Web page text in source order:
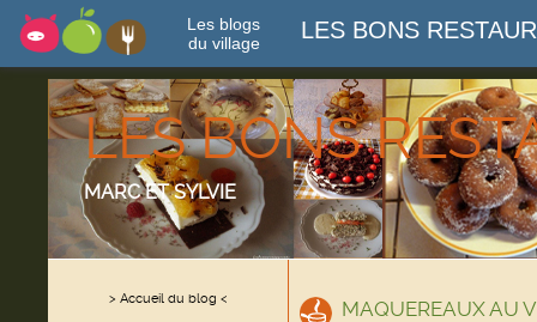
Les blogs
du village
LES BONS
LES BONS
MARC ET SYLVIE
> Accueil du blog < MAQUEREAUX AU